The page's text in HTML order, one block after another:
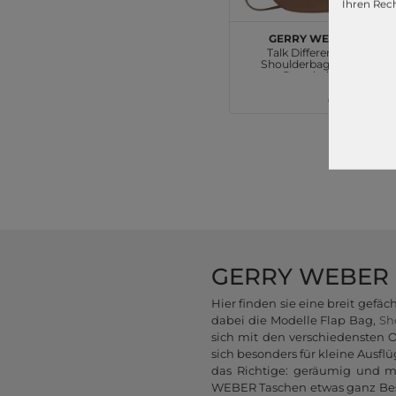
GERRY WEBER
Talk Different 1.0
Shoulderbag SHZ1
Portabella
69,99 €
GERRY
Hier finden sie eine breit
dabei die Modelle Flap Bag,
sich mit den verschiedensten
sich besonders für kleine
das Richtige: geräumig und
WEBER Taschen etwas ganz
Ihren